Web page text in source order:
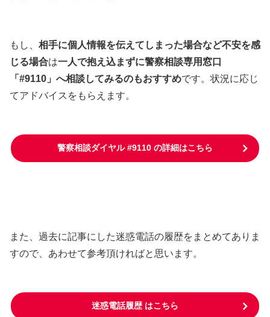
もし、 相手に個人情報を伝えてしまった場合など不安を感
じる場合は一人で抱え込まずに警察相談専用窓口
「#9110」へ相談してみるのもおすすめです。状況に応じ
てアドバイスをもらえます。
警察相談ダイヤル #9110 の詳細はこちら
また、過去に記事にした迷惑電話の履歴をまとめてありま
すので、あわせて参考頂ければと思います。
迷惑電話履歴 はこちら